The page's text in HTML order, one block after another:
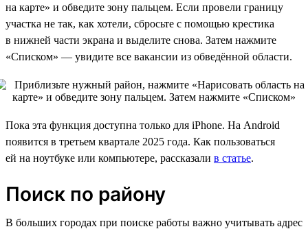
на карте» и обведите зону пальцем. Если провели границу
участка не так, как хотели, сбросьте с помощью крестика
в нижней части экрана и выделите снова. Затем нажмите
«Списком» — увидите все вакансии из обведённой области.
Пока эта функция доступна только для iPhone. На Android
появится в третьем квартале 2025 года. Как пользоваться
ей на ноутбуке или компьютере, рассказали в статье.
Поиск по району
В больших городах при поиске работы важно учитывать адрес